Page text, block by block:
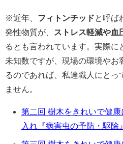
※近年、 フィトンチッドと呼ば
発性物質が、
ストレス軽減や血
るとも言われています。実際
未知数ですが、現場の環境やお
るのであれば、私達職人にとっ
ません。
第二回 樹木をきれいで健
入れ『病害虫の予防・駆除